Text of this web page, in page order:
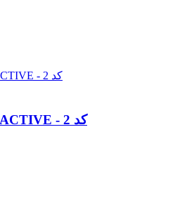
وبینار معارفه دوره آنلاین ACTIVE - کد 2